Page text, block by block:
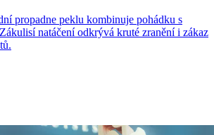
propadne peklu kombinuje pohádku s
natáčení odkrývá kruté zranění i zákaz